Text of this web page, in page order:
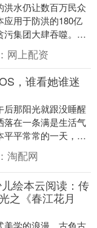
洪水仍让数百万民众
用于防洪的180亿
污集团大肆吞噬。这
多个防洪设施，但
网上配资
，谁看她谁迷
那阳光就跟没睡醒
落在一条满是生活气
平常常的一天，就
得能滴出水来的色
淘配网
绘本云阅读：传
之《春江花月